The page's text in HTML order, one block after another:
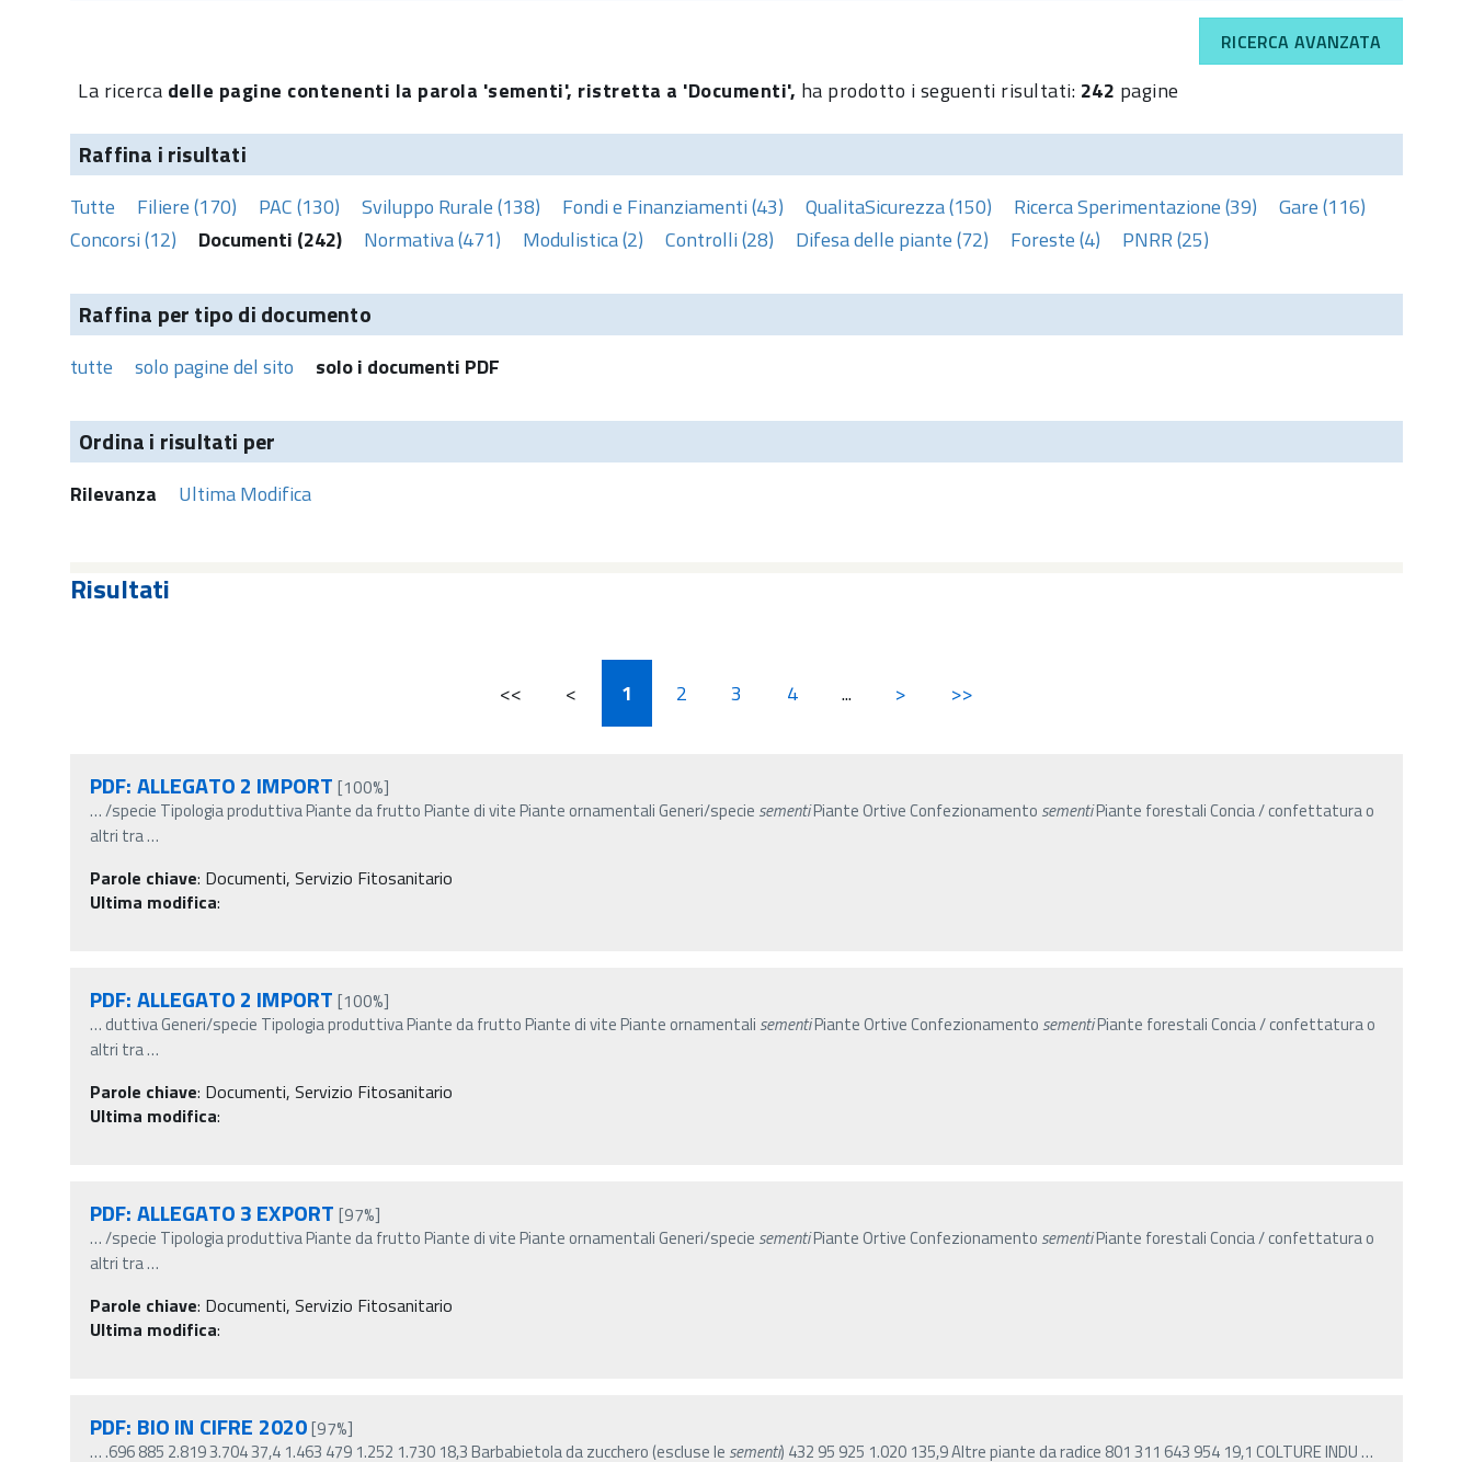
RICERCA AVANZATA
La ricerca delle pagine contenenti la parola 'sementi', ristretta a 'Documenti', ha prodotto i seguenti risultati: 242 pagine
Raffina i risultati
Tutte Filiere (170) PAC (130) Sviluppo Rurale (138) Fondi e Finanziamenti (43) QualitaSicurezza (150) Ricerca Sperimentazione (39)
Gare (116)
Concorsi (12)
Documenti (242) Normativa (471) Modulistica (2) Controlli (28) Difesa delle piante (72) Foreste (4) PNRR (25)
Raffina per tipo di documento
tutte solo pagine del sito solo i documenti PDF
Ordina i risultati per
Rilevanza Ultima Modifica
Risultati
<< < 1 2 3 4 ... > >>
PDF: ALLEGATO 2 IMPORT [100%]
…/specie Tipologia produttiva Piante da frutto Piante di vite Piante ornamentali Generi/specie sementiPiante Ortive Confezionamento sementiPiante forestali Concia / confettatura o
altri tra…
Parole chiave: Documenti, Servizio Fitosanitario
Ultima modifica:
PDF: ALLEGATO 2 IMPORT [100%]
…duttiva Generi/specie Tipologia produttiva Piante da frutto Piante di vite Piante ornamentali sementiPiante Ortive Confezionamento sementiPiante forestali Concia / confettatura o
altri tra…
Parole chiave: Documenti, Servizio Fitosanitario
Ultima modifica:
PDF: ALLEGATO 3 EXPORT [97%]
…/specie Tipologia produttiva Piante da frutto Piante di vite Piante ornamentali Generi/specie sementiPiante Ortive Confezionamento sementiPiante forestali Concia / confettatura o
altri tra…
Parole chiave: Documenti, Servizio Fitosanitario
Ultima modifica:
PDF: BIO IN CIFRE 2020[97%]
….696 885 2.819 3.704 37,4 1.463 479 1.252 1.730 18,3 Barbabietola da zucchero (escluse le sementi) 432 95 925 1.020 135,9 Altre piante da radice 801 311 643 954 19,1 COLTURE INDU…